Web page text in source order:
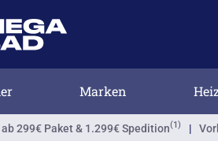
Marken
ab 299€ Paket & 1.299€ Spedition(1) |